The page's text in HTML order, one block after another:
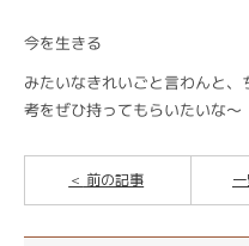
今を生きる
みたいなきれいごと言わんと
考をぜひ持ってもらいたいな～
前の記事